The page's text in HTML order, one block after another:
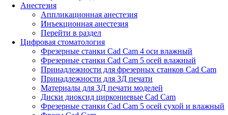
Анестезия
Аппликационная анестезия
Инъекционная анестезия
Перейти в раздел
Цифровая стоматология
Фрезерные станки Cad Cam 4 оси влажный
Фрезерные станки Cad Cam 5 осей влажный
Принадлежности для фрезерных станков Cad Cam
Принадлежности для 3Д печати
Материалы для 3Д печати моделей
Диски диоксид циркониевые Cad Cam
Фрезерные станки Cad Cam 5 осей сухой и влажный